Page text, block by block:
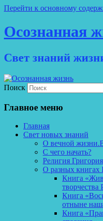
Перейти к основному
Осознанная
Свет знаний
Поиск
Главное меню
Главная
Свет новых знаний
О вечной
С чего начать?
Религия
О разных книгах
Книга
творчества
Книга
отныне
Книга